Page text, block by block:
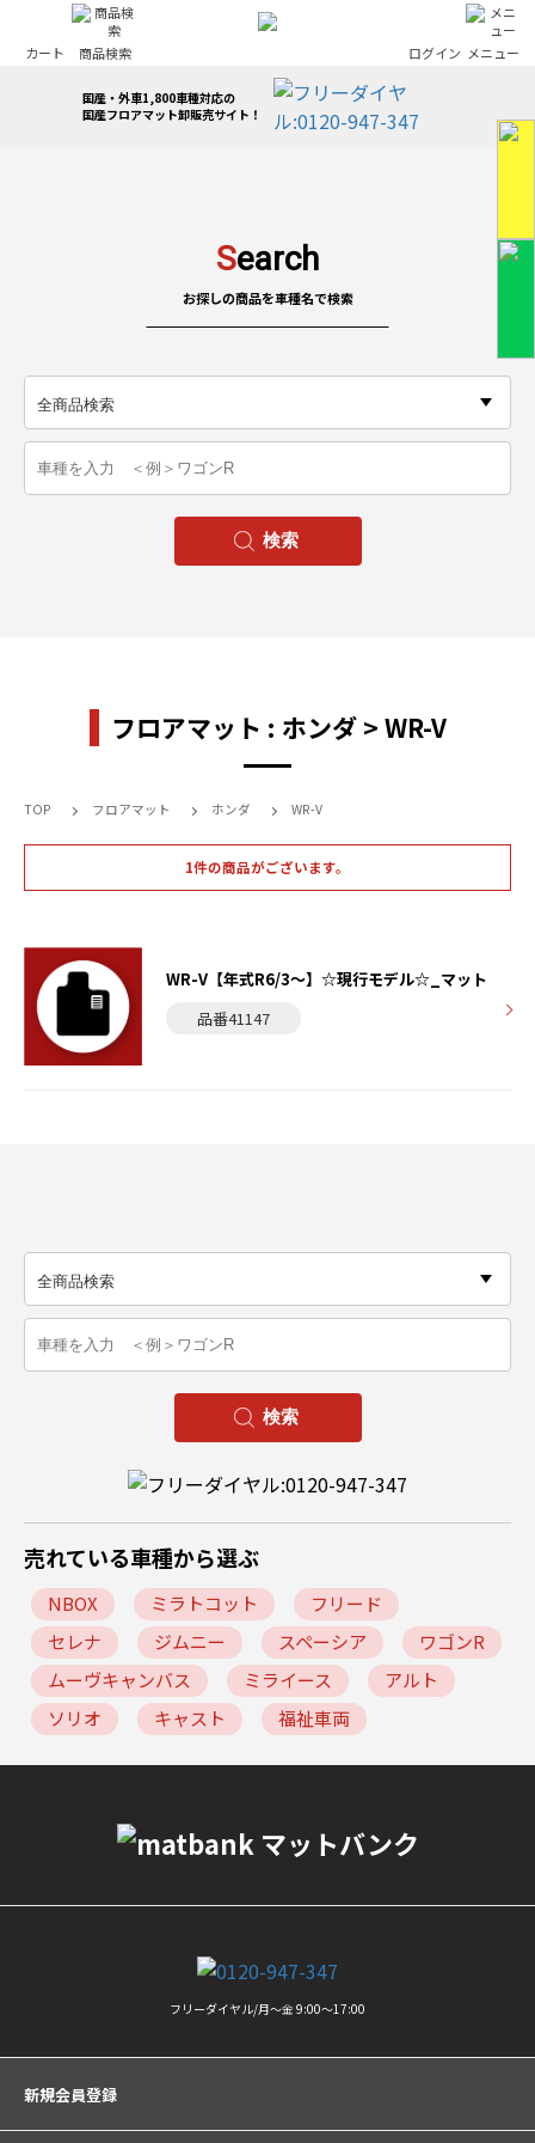
商品検索 ログイン
カート メニュー
国産・外車1,800車種対応の
国産フロアマット卸販売サイト！
Search
お探しの商品を車種名で検索
フロアマット : ホンダ > WR-V
TOP フロアマット ホンダ WR-V
1件の商品がございます。
WR-V【年式R6/3〜】☆現行モデル☆_マット
品番41147
売れている車種から選ぶ
NBOX ミラトコット
フリード
セレナ
ジムニー スペーシア
ワゴンR
ムーヴキャンバス
ミライース
アルト
ソリオ
キャスト 福祉車両
フリーダイヤル/月〜金 9:00〜17:00
新規会員登録